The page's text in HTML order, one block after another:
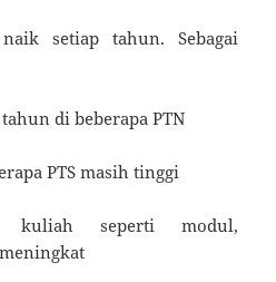
setiap tahun. Sebagai
di beberapa PTN
PTS masih tinggi
kuliah seperti modul,